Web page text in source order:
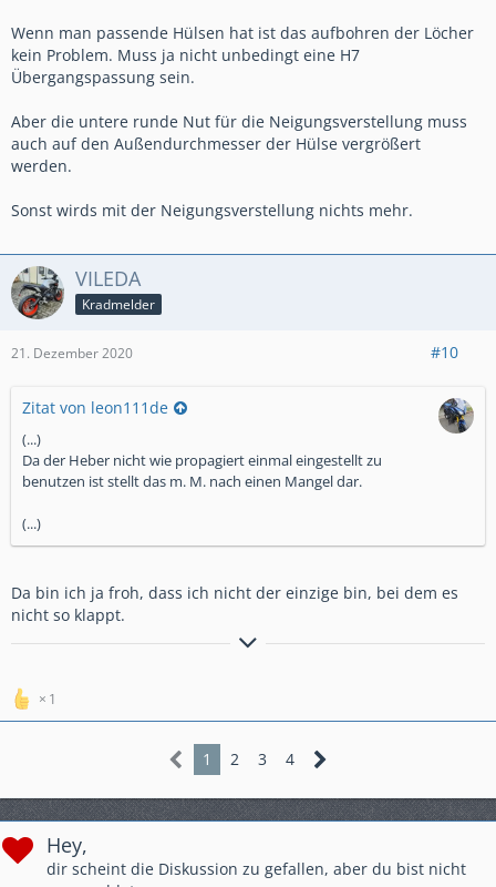
Wenn man passende Hülsen hat ist das aufbohren der Löcher
kein Problem. Muss ja nicht unbedingt eine H7
Übergangspassung sein.
Aber die untere runde Nut für die Neigungsverstellung muss
auch auf den Außendurchmesser der Hülse vergrößert
werden.
Sonst wirds mit der Neigungsverstellung nichts mehr.
VILEDA
Kradmelder
21. Dezember 2020 #10
Zitat von leon111de
(...)
Da der Heber nicht wie propagiert einmal eingestellt zu
benutzen ist stellt das m. M. nach einen Mangel dar.
(...)
Da bin ich ja froh, dass ich nicht der einzige bin, bei dem es
nicht so klappt.
Hier muss stehen was ich alles an der Karre gemacht hab...
1
1 2 3 4
Hey,
dir scheint die Diskussion zu gefallen, aber du bist nicht